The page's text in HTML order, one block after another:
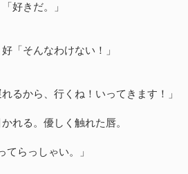
「好きだ。」
好「そんなわけない！」
るから、行くね！いってきます！」
れる。優しく触れた唇。
てらっしゃい。」